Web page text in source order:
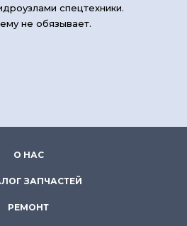
спецтехники.
не обязывает.
О НАС
ЗАПЧАСТЕЙ
РЕМОНТ